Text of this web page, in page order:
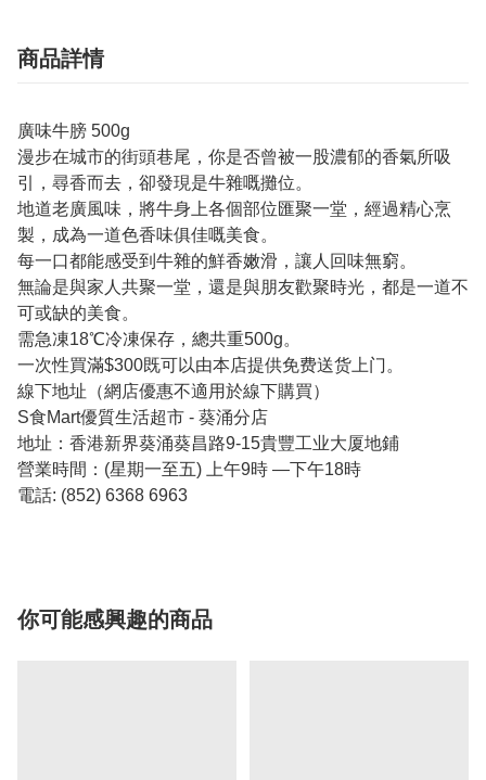
商品詳情
廣味牛膀 500g
漫步在城市的街頭巷尾，你是否曾被一股濃郁的香氣所吸
引，尋香而去，卻發現是牛雜嘅攤位。
地道老廣風味，將牛身上各個部位匯聚一堂，經過精心烹
製，成為一道色香味俱佳嘅美食。
每一口都能感受到牛雜的鮮香嫩滑，讓人回味無窮。
無論是與家人共聚一堂，還是與朋友歡聚時光，都是一道不
可或缺的美食。
需急凍18℃冷凍保存，總共重500g。
一次性買滿$300既可以由本店提供免费送货上门。
線下地址（網店優惠不適用於線下購買）
S食Mart優質生活超市 - 葵涌分店
地址：香港新界葵涌葵昌路9-15貴豐工业大厦地鋪
營業時間：(星期一至五) 上午9時 —下午18時
電話: (852) 6368 6963
你可能感興趣的商品